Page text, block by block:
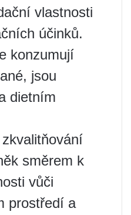
vlastnosti
účinků.
konzumují
jsou
dietním
směrem k
vůči
prostředí a